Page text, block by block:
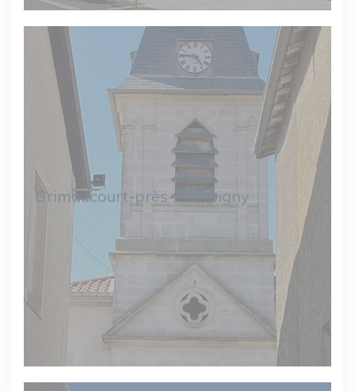
Grimaucourt-près-Sampigny